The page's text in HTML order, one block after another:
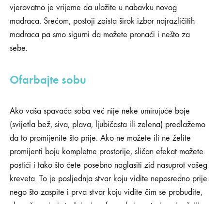
vjerovatno je vrijeme da uložite u nabavku novog
madraca. Srećom, postoji zaista širok izbor najrazličitih
madraca pa smo sigurni da možete pronaći i nešto za
sebe.
Ofarbajte sobu
Ako vaša spavaća soba već nije neke umirujuće boje
(svijetla bež, siva, plava, ljubičasta ili zelena) predlažemo
da to promijenite što prije. Ako ne možete ili ne želite
promijenti boju kompletne prostorije, sličan efekat možete
postići i tako što ćete posebno naglasiti zid nasuprot vašeg
kreveta. To je posljednja stvar koju vidite neposredno prije
nego što zaspite i prva stvar koju vidite čim se probudite,